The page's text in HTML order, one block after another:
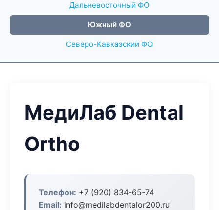
Дальневосточный ФО
Южный ФО
Северо-Кавказский ФО
МедиЛаб Dental
Ortho
Телефон: +7 (920) 834-65-74
Email: info@medilabdentalor200.ru